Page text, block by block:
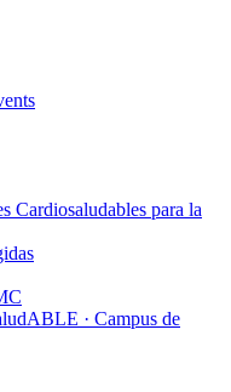
Cardiosaludables para la
· Campus de